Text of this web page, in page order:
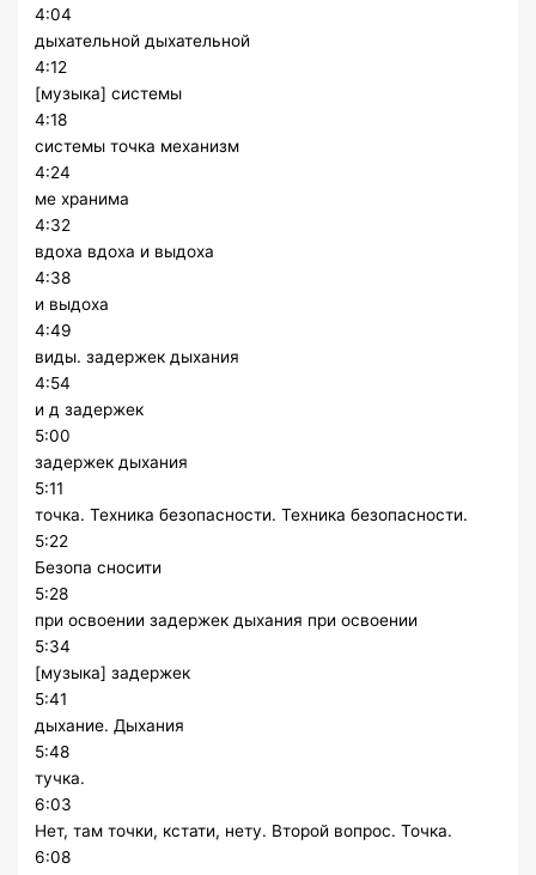
4:04
дыхательной дыхательной
4:12
[музыка] системы
4:18
системы точка механизм
4:24
ме хранима
4:32
вдоха вдоха и выдоха
4:38
и выдоха
4:49
виды. задержек дыхания
4:54
и д задержек
5:00
задержек дыхания
5:11
точка. Техника безопасности. Техника безопасности.
5:22
Безопа сносити
5:28
при освоении задержек дыхания при освоении
5:34
[музыка] задержек
5:41
дыхание. Дыхания
5:48
тучка.
6:03
Нет, там точки, кстати, нету. Второй вопрос. Точка.
6:08